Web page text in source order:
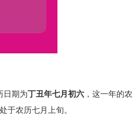
日期为丁丑年七月初六 ，这一年的农
于农历七月上旬。